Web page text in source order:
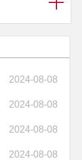
2024-08-08
2024-08-08
2024-08-08
2024-08-08